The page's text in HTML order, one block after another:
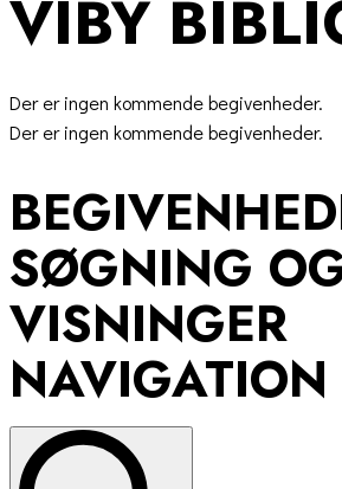
VIBY
Der er ingen kommende begivenheder.
Der er ingen kommende begivenheder.
SØGNING
VISNINGER
NAVIGATION